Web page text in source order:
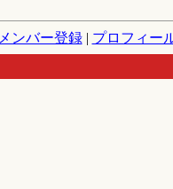
メンバー登録| プロフィー